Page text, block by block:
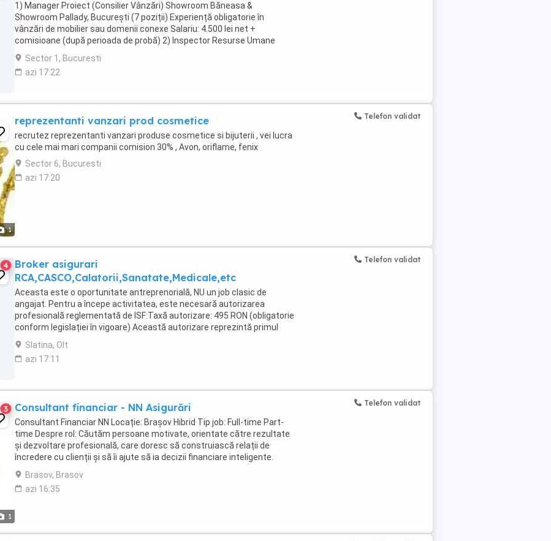
1) Manager Proiect (Consilier Vânzări) Showroom Băneasa &
Showroom Pallady, București (7 poziții) Experiență obligatorie în
vânzări de mobilier sau domenii conexe Salariu: 4.500 lei net +
comisioane (după perioada de probă) 2) Inspector Resurse Umane
Birou Băneasa (1 poziție) Minimum 3 ...
Sector 1, Bucuresti
azi 17:22
1
reprezentanti vanzari prod cosmetice
recrutez reprezentanti vanzari produse cosmetice si bijuterii , vei lucra
cu cele mai mari companii comision 30% , Avon, oriflame, fenix
Sector 6, Bucuresti
azi 17:20
Telefon validat
4
Broker asigurari
RCA,CASCO,Calatorii,Sanatate,Medicale,etc
Aceasta este o oportunitate antreprenorială, NU un job clasic de
angajat. Pentru a începe activitatea, este necesară autorizarea
profesională reglementată de ISF:Taxă autorizare: 495 RON (obligatorie
conform legislației în vigoare) Această autorizare reprezintă primul
pas în dezvoltarea propriei tale ...
Slatina, Olt
azi 17:11
Telefon validat
1
3 Consultant financiar - NN Asigurări
Consultant Financiar NN Locație: Brașov Hibrid Tip job: Full-time Part-
time Despre rol: Căutăm persoane motivate, orientate către rezultate
și dezvoltare profesională, care doresc să construiască relații de
încredere cu clienții și să îi ajute să ia decizii financiare inteligente.
Responsabilități: Identificarea ...
Brasov, Brasov
azi 16:35
Telefon validat